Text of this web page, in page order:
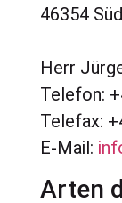
46354
Herr
Telefon:
Telefax:
E-Mail:
Arten